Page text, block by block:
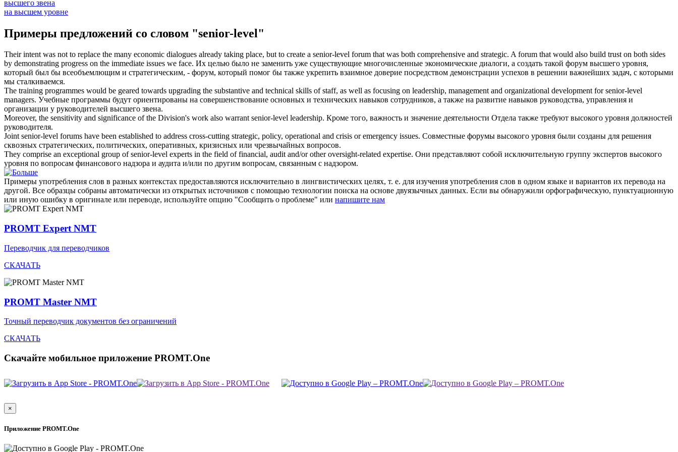
высшего звена
на высшем уровне
Примеры предложений со словом "senior-level"
Their intent was not to replace the many economic dialogues already taking place, but to create a senior-level forum that was both comprehensive and strategic. A forum that would also build trust on both sides
by demonstrating progress on the immediate issues we face. Их целью было не заменить уже существующие многочисленные экономические диалоги, а создать такой форум высшего уровня,
который был бы всеобъемлющим и стратегическим, - форум, который помог бы также укрепить взаимное доверие посредством демонстрации успехов в решении важнейших задач, с которыми
мы сталкиваемся.
The training programmes would be geared towards upgrading the substantive and technical skills of staff, as well as focusing on leadership, management and organizational development forsenior-level
managers. Учебные программы будут ориентированы на совершенствование основных и технических навыков сотрудников, а также на развитие навыков руководства, управления и
организации у руководителей высшего звена.
Moreover, the sensitivity and significance of the Division's work also warrantsenior-level leadership. Кроме того, важность и значение деятельности Отдела также требуют высокого уровня должностей
руководителя.
Jointsenior-level forums have been established to address cross-cutting strategic, policy, operational and crisis or emergency issues. Совместные форумы высокого уровня были созданы для решения
сквозных стратегических, политических, оперативных, кризисных или чрезвычайных вопросов.
They comprise an exceptional group ofsenior-level experts in the field of financial, audit and/or other oversight-related expertise. Они представляют собой исключительную группу экспертов высокого
уровня по вопросам финансового надзора и аудита и/или по другим вопросам, связанным с надзором.
Примеры употребления слов в разных контекстах предоставляются исключительно в лингвистических целях, т. е. для изучения употребления слов в одном языке и вариантов их перевода на
другой. Все образцы собраны автоматически из открытых источников с помощью технологии поиска на основе двуязычных данных. Если вы обнаружили орфографическую, пунктуационную
или иную ошибку в оригинале или переводе, используйте опцию "Сообщить о проблеме" или напишите нам
PROMT Expert NMT
Переводчик для переводчиков
СКАЧАТЬ
PROMT Master NMT
Точный переводчик документов без ограничений
СКАЧАТЬ
Скачайте мобильное приложение PROMT.One
×
Приложение PROMT.One